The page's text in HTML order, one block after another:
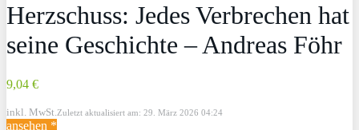
Herzschuss: Jedes Verbrechen hat
seine Geschichte – Andreas Föhr
9,04 €
inkl. MwSt. Zuletzt aktualisiert am: 29. März 2026 04:24
ansehen *